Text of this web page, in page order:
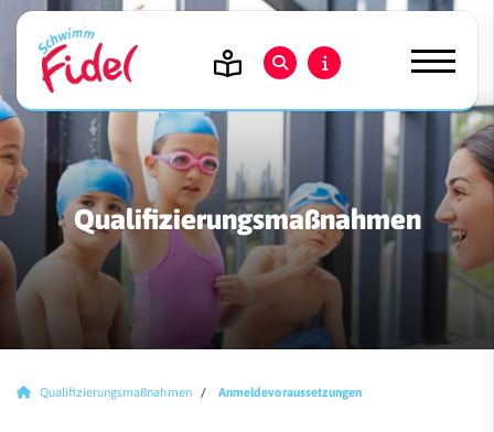
Qualifizierungsmaßnahmen
Qualifizierungsmaßnahmen Anmeldevoraussetzungen